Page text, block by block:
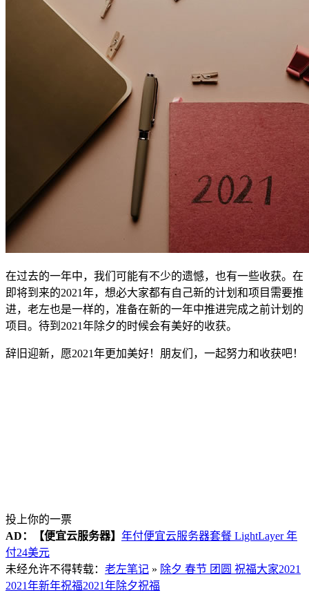
在过去的一年中，我们可能有不少的遗憾，也有一些收获。在
即将到来的2021年，想必大家都有自己新的计划和项目需要推
进，老左也是一样的，准备在新的一年中推进完成之前计划的
项目。待到2021年除夕的时候会有美好的收获。
辞旧迎新，愿2021年更加美好！朋友们，一起努力和收获吧！
投上你的一票
AD：
【便宜云服务器】 年付便宜云服务器套餐 LightLayer 年
付24美元
未经允许不得转载： 老左笔记 » 除夕 春节 团圆 祝福大家2021
2021年新年祝福2021年除夕祝福